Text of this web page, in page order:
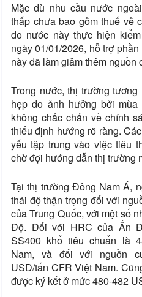
Mặc dù nhu cầu nước
thấp chưa bao gồm thuế về
do nước này thực hiện
ngày 01/01/2026, hỗ trợ
này đã làm giảm thêm nguồn
Trong nước, thị trường
hẹp do ảnh hưởng bởi
không chắc chắn về chính
thiếu định hướng rõ ràng.
yếu tập trung vào việc tiêu
chờ đợi hướng dẫn thị trường
Tại thị trường Đông Nam Á,
thái độ thận trọng đối với
của Trung Quốc, với một số
Độ. Đối với HRC của Ấn
SS400 khổ tiêu chuẩn là
Nam, và đối với nguồn
USD/tấn CFR Việt Nam.
được ký kết ở mức 480-482